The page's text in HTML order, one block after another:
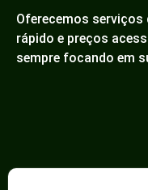
Oferecemos serviços
rápido e preços
sempre focando em